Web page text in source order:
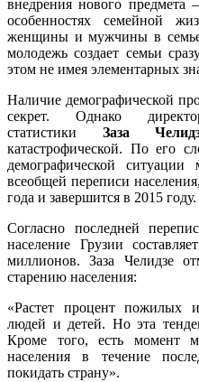
внедрения нового предмета
особенностях семейной
женщины и мужчины в
молодежь создает семьи
этом не имея элементарных
Наличие демографической
секрет. Однако
статистики Заза
катастрофической. По его
демографической
всеобщей переписи
года и завершится в 2015 году.
Согласно последней
население Грузии
миллионов. Заза Челидзе
старению населения:
«Растет процент пожилых
людей и детей. Но эта
Кроме того, есть момент
населения в течение
покидать страну».